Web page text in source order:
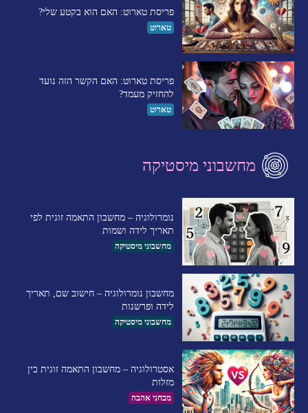
פריסת טארוט: האם הוא בקטע שלי?
טארוט
פריסת טארוט: האם הקשר הזה נועד
להחזיק מעמד?
טארוט
מחשבוני מיסטיקה
נומרולוגיה – מחשבון התאמה זוגית לפי
תאריך לידה ושמות
מחשבוני מיסטיקה
מחשבון נומרולוגיה – חישוב שם, תאריך
לידה ופרשנות
מחשבוני מיסטיקה
אסטרולוגיה – מחשבון התאמה זוגית בין
מזלות
מבחני אהבה